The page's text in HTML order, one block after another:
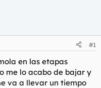
#1
en las etapas
me lo acabo de bajar y
va a llevar un tiempo